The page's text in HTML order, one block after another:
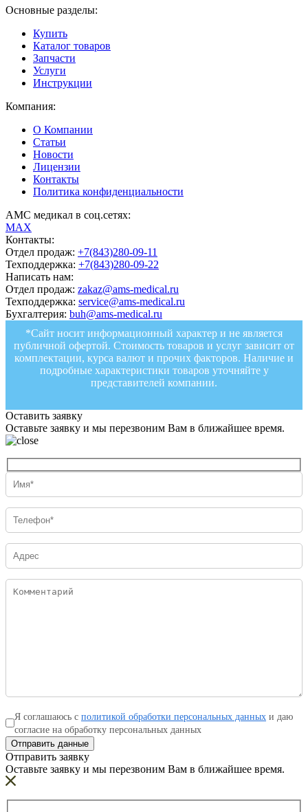
Основные разделы:
Купить
Каталог товаров
Запчасти
Услуги
Инструкции
Компания:
О Компании
Статьи
Новости
Лицензии
Контакты
Политика конфиденциальности
АМС медикал в соц.сетях:
MAX
Контакты:
Отдел продаж: +7(843)280-09-11
Техподдержка: +7(843)280-09-22
Написать нам:
Отдел продаж: zakaz@ams-medical.ru
Техподдержка: service@ams-medical.ru
Бухгалтерия: buh@ams-medical.ru
*Сайт носит информационный характер и не является
публичной офертой. Стоимость товаров и услуг зависит от
комплектации, курса валют и прочих факторов. Наличие и
подробные характеристики товаров уточняйте у
представителей компании.
Оставить заявку
Оставьте заявку и мы перезвоним Вам в ближайшее время.
Я соглашаюсь с политикой обработки персональных данных и даю
согласие на обработку персональных данных
Отправить данные
Отправить заявку
Оставьте заявку и мы перезвоним Вам в ближайшее время.